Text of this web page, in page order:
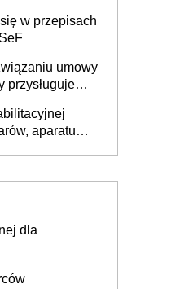
w przepisach
umowy
przysługuje
aparatu
dla